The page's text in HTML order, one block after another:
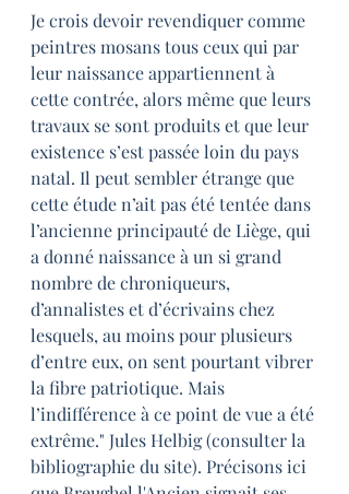
Je crois devoir revendiquer comme
peintres mosans tous ceux qui par
leur naissance appartiennent à
cette contrée, alors même que leurs
travaux se sont produits et que leur
existence s’est passée loin du pays
natal. Il peut sembler étrange que
cette étude n’ait pas été tentée dans
l’ancienne principauté de Liège, qui
a donné naissance à un si grand
nombre de chroniqueurs,
d’annalistes et d’écrivains chez
lesquels, au moins pour plusieurs
d’entre eux, on sent pourtant vibrer
la fibre patriotique. Mais
l’indifférence à ce point de vue a été
extrême." Jules Helbig (consulter la
bibliographie du site). Précisons ici